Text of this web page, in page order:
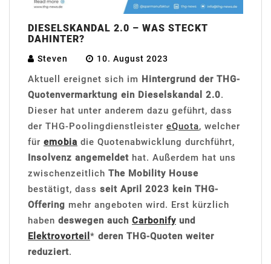
DIESELSKANDAL 2.0 – WAS STECKT
DAHINTER?
Steven 10. August 2023
Aktuell ereignet sich im Hintergrund der THG-
Quotenvermarktung ein Dieselskandal 2.0.
Dieser hat unter anderem dazu geführt, dass
der THG-Poolingdienstleister eQuota, welcher
für emobia die Quotenabwicklung durchführt,
Insolvenz angemeldet hat. Außerdem hat uns
zwischenzeitlich The Mobility House
bestätigt, dass seit April 2023 kein THG-
Offering mehr angeboten wird. Erst kürzlich
haben deswegen auch Carbonify und
Elektrovorteil * deren THG-Quoten weiter
reduziert.